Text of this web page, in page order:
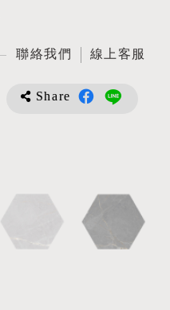
聯絡我們 線上客服
Share